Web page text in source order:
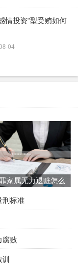
的达成主要依靠其
被告人的职权未起
间无直接对应关
谋利的主观故意，
观合意。特别是在
的证明往往是控
情投资”型受贿如何
04
家属无力退赃怎么
刑标准
腐败